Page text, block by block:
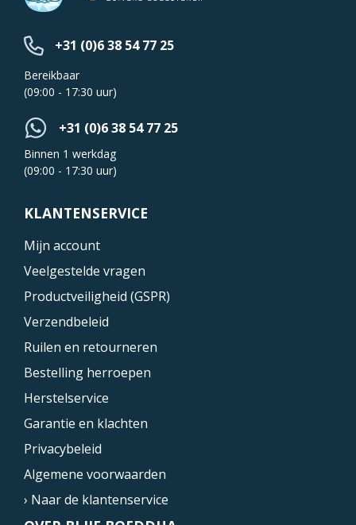
+31 (0)6 38 54 77 25
Bereikbaar
(09:00 - 17:30 uur)
+31 (0)6 38 54 77 25
Binnen 1 werkdag
(09:00 - 17:30 uur)
KLANTENSERVICE
Mijn account
Veelgestelde vragen
Productveiligheid (GSPR)
Verzendbeleid
Ruilen en retourneren
Bestelling herroepen
Herstelservice
Garantie en klachten
Privacybeleid
Algemene voorwaarden
› Naar de klantenservice